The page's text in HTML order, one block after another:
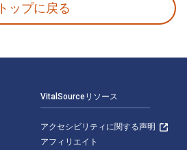
トップに戻る
VitalSourceリソース
アクセシビリティに関する声明
アフィリエイト